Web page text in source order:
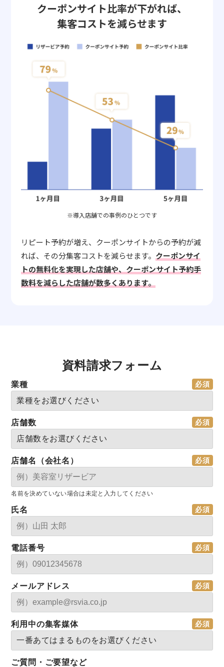
クーポンサイト比率が下がれば、
集客コストを減らせます
※導入店舗での事例のひとつです
リピート予約が増え、クーポンサイトからの予約が減
れば、その分集客コストを減らせます。クーポンサイ
トの無料化を実現した店舗や、クーポンサイト予約手
数料を減らした店舗が数多くあります。
資料請求フォーム
業種
店舗数
店舗名（会社名）
名前を決めていない場合は未定と入力してください
氏名
電話番号
メールアドレス
利用中の集客媒体
ご質問・ご要望など